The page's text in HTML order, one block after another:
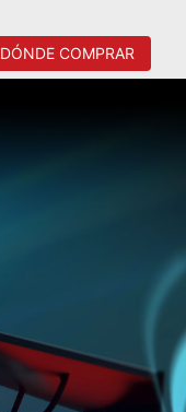
DÓNDE COMPRAR